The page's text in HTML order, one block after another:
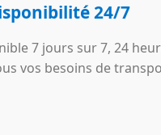
24/7
7 jours sur 7, 24
vos besoins de